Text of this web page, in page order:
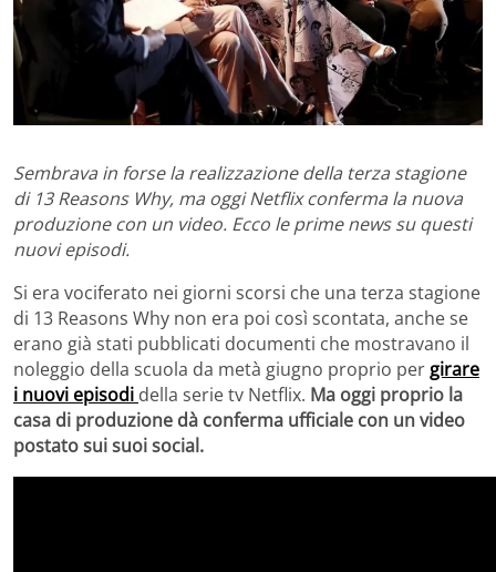
Sembrava in forse la realizzazione della terza stagione
di 13 Reasons Why, ma oggi Netflix conferma la nuova
produzione con un video. Ecco le prime news su questi
nuovi episodi.
Si era vociferato nei giorni scorsi che una terza stagione
di 13 Reasons Why non era poi così scontata, anche se
erano già stati pubblicati documenti che mostravano il
noleggio della scuola da metà giugno proprio per girare
i nuovi episodi della serie tv Netflix. Ma oggi proprio la
casa di produzione dà conferma ufficiale con un video
postato sui suoi social.